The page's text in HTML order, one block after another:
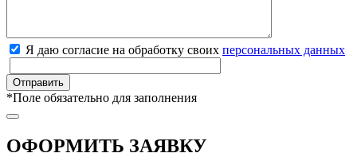
Я даю согласие на обработку своих персональных данных
*Поле обязательно для заполнения
ОФОРМИТЬ ЗАЯВКУ